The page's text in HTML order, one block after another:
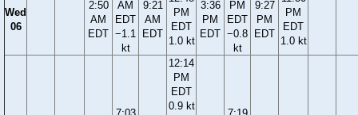
Wed
06
2:50
AM
EDT
AM
EDT
−1.1
kt
9:21
AM
EDT
PM
EDT
1.0 kt
3:36
PM
EDT
PM
EDT
−0.8
kt
9:27
PM
EDT
PM
EDT
1.0 kt
12:14
PM
EDT
0.9 kt